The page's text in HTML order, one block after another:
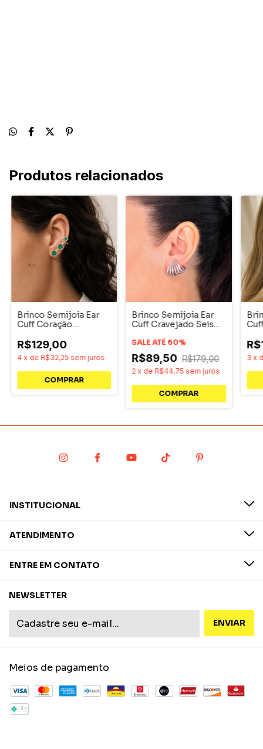
Produtos relacionados
Brinco Semijoia Ear
Cuff Coração
Acessórios
R$129,00
4 x de R$32,25 sem juros
COMPRAR
Brinco Semijoia Ear
Cuff Cravejado Seis
SALE ATÉ 60%
R$89,50 R$179,00
2 x de R$44,75 sem juros
3 x
INSTITUCIONAL
ATENDIMENTO
ENTRE EM CONTATO
NEWSLETTER
Meios de pagamento